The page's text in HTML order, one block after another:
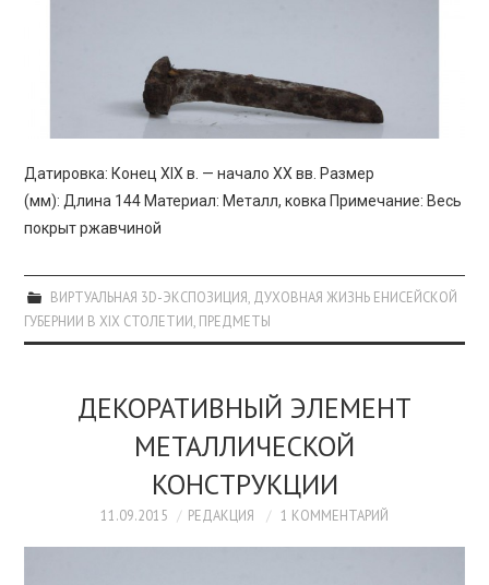
Датировка: Конец XIX в. — начало ХХ вв. Размер
(мм): Длина 144 Материал: Металл, ковка Примечание: Весь
покрыт ржавчиной
ВИРТУАЛЬНАЯ 3D-ЭКСПОЗИЦИЯ, ДУХОВНАЯ ЖИЗНЬ ЕНИСЕЙСКОЙ
ГУБЕРНИИ В XIX СТОЛЕТИИ, ПРЕДМЕТЫ
ДЕКОРАТИВНЫЙ ЭЛЕМЕНТ
МЕТАЛЛИЧЕСКОЙ
КОНСТРУКЦИИ
11.09.2015 РЕДАКЦИЯ 1 КОММЕНТАРИЙ